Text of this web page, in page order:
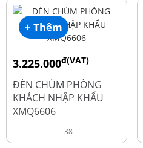
+ Thêm
3.225.000đ(VAT)
4.300.000
ĐÈN CHÙM PHÒNG
KHÁCH NHẬP KHẨU
XMQ6606
38